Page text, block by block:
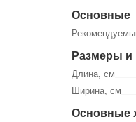
Основные
Размеры и
Длина, см
Ширина, см
Основные